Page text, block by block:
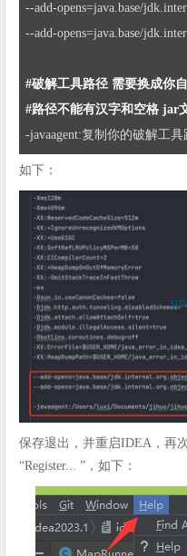
--add-opens=java.base/
--add-opens=java.base/
#破解工具路径 需要换成你
#路径不能有汉字和空格 jar
-javaagent:复制你的破解工具
如下：
保存退出，并重启IDEA，再
“Register... ”，如下：